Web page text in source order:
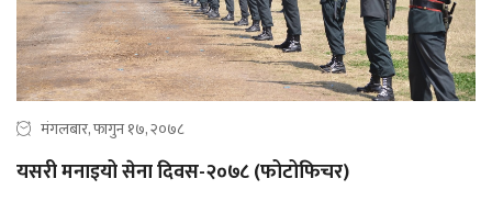
मंगलबार, फागुन १७, २०७८
यसरी मनाइयो सेना दिवस-२०७८ (फोटोफिचर)